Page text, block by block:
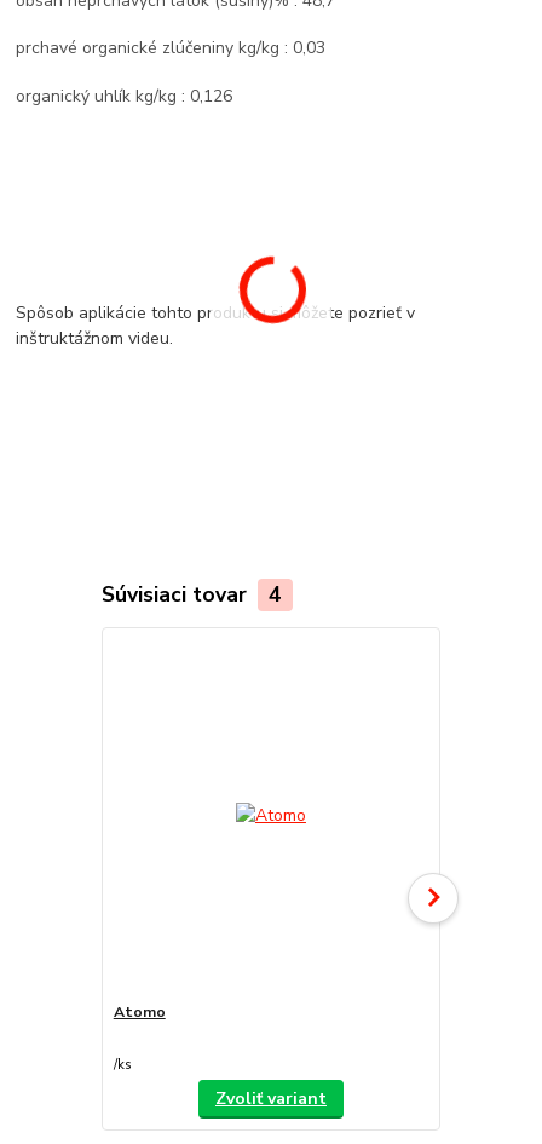
prchavé organické zlúčeniny kg/kg : 0,03
organický uhlík kg/kg : 0,126
Spôsob aplikácie tohto produktu si môžete pozrieť v
inštruktážnom videu.
Súvisiaci tovar 4
Atomo
/ks
Zvoliť variant